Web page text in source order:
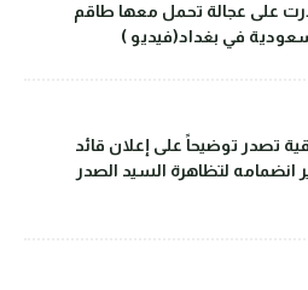
على عجالة تحمل معها طاقم
في بغداد(فيديو )
تصدر توضيحاً على إعلان قائد
انضمامه لتظاهرة السيد الصدر